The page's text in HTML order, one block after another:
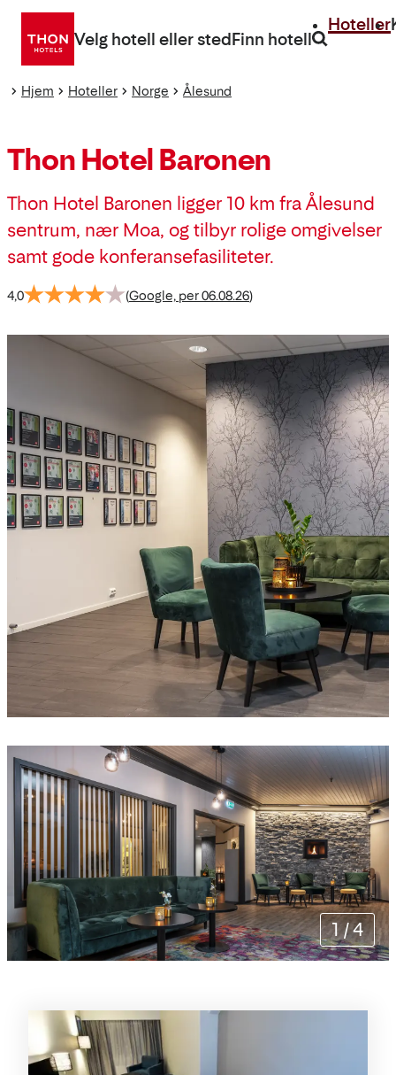
Gå
direkte
Velg hotell eller stedFinn hotell
Hoteller
Hjem Hoteller Norge Ålesund
Thon Hotel Baronen
Thon Hotel Baronen ligger 10 km fra Ålesund
sentrum, nær Moa, og tilbyr rolige omgivelser
samt gode konferansefasiliteter.
4,0 (Google, per 06.08.26)
1 /4
Rommene